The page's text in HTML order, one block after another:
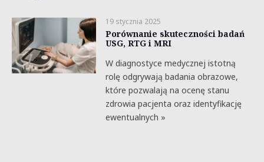
19 stycznia 2025
Porównanie skuteczności badań
USG, RTG i MRI
W diagnostyce medycznej istotną
rolę odgrywają badania obrazowe,
które pozwalają na ocenę stanu
zdrowia pacjenta oraz identyfikację
ewentualnych »